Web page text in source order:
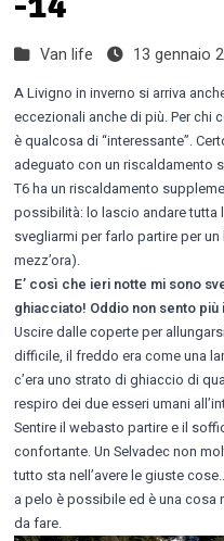
Van life 13 gennaio
A Livigno in inverno si arriva
eccezionali anche di più. Per chi
è qualcosa di “interessante”.
adeguato con un riscaldamento
T6 ha un riscaldamento
possibilità: lo lascio andare tutta
svegliarmi per farlo partire per
mezz’ora).
E’ così che ieri notte mi sono
ghiacciato! Oddio non sento più
Uscire dalle coperte per
difficile, il freddo era come una
c’era uno strato di ghiaccio di
respiro dei due esseri umani
Sentire il webasto partire e il
confortante. Un Selvadec non
tutto sta nell’avere le giuste
a pelo è possibile ed è una cosa
da fare.